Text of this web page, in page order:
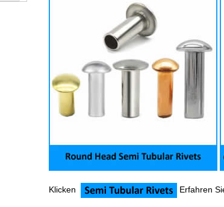
Klicken
Erfahren